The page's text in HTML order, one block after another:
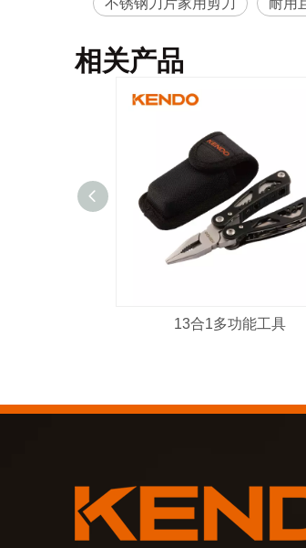
不锈钢刀片家用剪刀 耐用
相关产品
13合1多功能工具